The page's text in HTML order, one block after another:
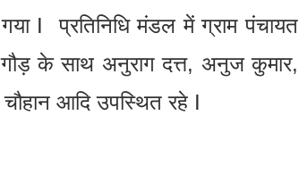
I प्रतिनिधि मंडल में ग्राम पंचायत
गौड़ के साथ अनुराग दत्त, अनुज कुमार,
आदि उपस्थित रहे I